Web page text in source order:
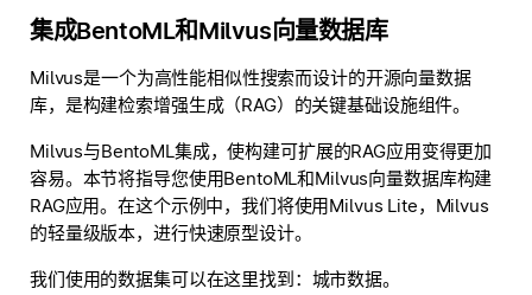
集成BentoML和Milvus向量数据库
Milvus是一个为高性能相似性搜索而设计的开源向量数据
库，是构建检索增强生成（RAG）的关键基础设施组件。
Milvus与BentoML集成，使构建可扩展的RAG应用变得更加
容易。本节将指导您使用BentoML和Milvus向量数据库构建
RAG应用。在这个示例中，我们将使用Milvus Lite，Milvus
的轻量级版本，进行快速原型设计。
我们使用的数据集可以在这里找到：城市数据。